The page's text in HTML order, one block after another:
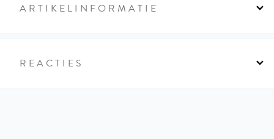
ARTIKELINFORMATIE
REACTIES